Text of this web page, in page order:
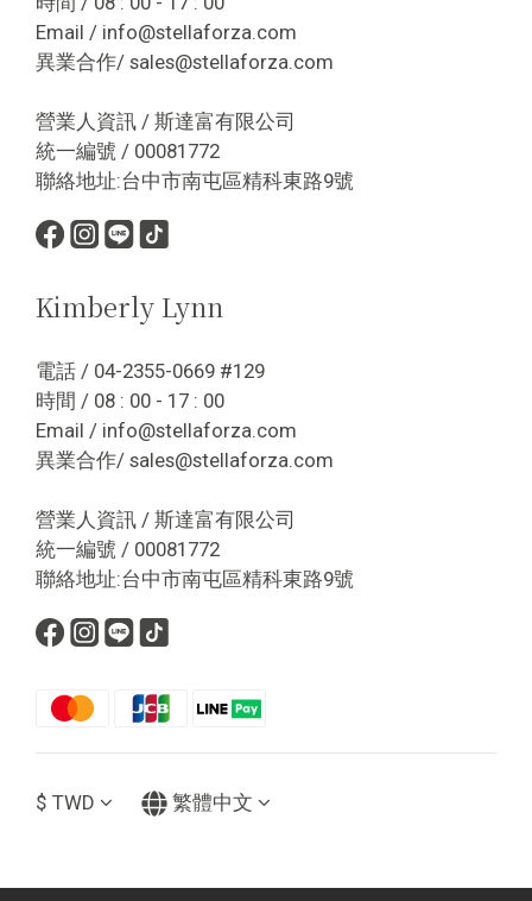
Email / info@stellaforza.com
異業合作/ sales@stellaforza.com
營業人資訊 / 斯達富有限公司
統一編號 / 00081772
聯絡地址:台中市南屯區精科東路9號
Kimberly Lynn
電話 / 04-2355-0669 #129
時間 / 08 : 00 - 17 : 00
Email / info@stellaforza.com
異業合作/ sales@stellaforza.com
營業人資訊 / 斯達富有限公司
統一編號 / 00081772
聯絡地址:台中市南屯區精科東路9號
$ TWD 繁體中文